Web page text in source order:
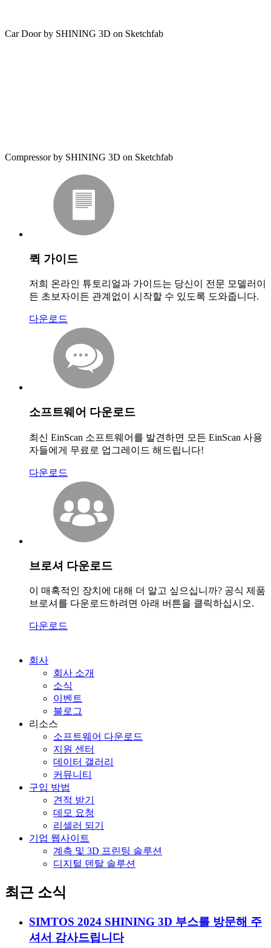
Car Doorby SHINING 3D on Sketchfab
Compressorby SHINING 3D on Sketchfab
퀵 가이드
저희 온라인 튜토리얼과 가이드는 당신이 전문 모델러이
든 초보자이든 관계없이 시작할 수 있도록 도와줍니다.
다운로드
소프트웨어 다운로드
최신 EinScan 소프트웨어를 발견하면 모든 EinScan 사용
자들에게 무료로 업그레이드 해드립니다!
다운로드
브로셔 다운로드
이 매혹적인 장치에 대해 더 알고 싶으십니까? 공식 제품
브로셔를 다운로드하려면 아래 버튼을 클릭하십시오.
다운로드
회사
회사 소개
소식
이벤트
블로그
리소스
소프트웨어 다운로드
지원 센터
데이터 갤러리
커뮤니티
구입 방법
견적 받기
데모 요청
리셀러 되기
기업 웹사이트
계측 및 3D 프린팅 솔루션
디지털 덴탈 솔루션
최근 소식
SIMTOS 2024 SHINING 3D 부스를 방문해 주
셔서 감사드립니다